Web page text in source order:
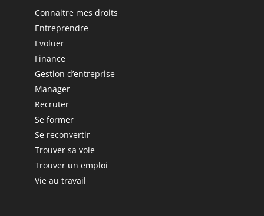
Connaitre mes droits
Entreprendre
Evoluer
Finance
Gestion d’entreprise
Manager
Recruter
Se former
Se reconvertir
Trouver sa voie
Trouver un emploi
Vie au travail